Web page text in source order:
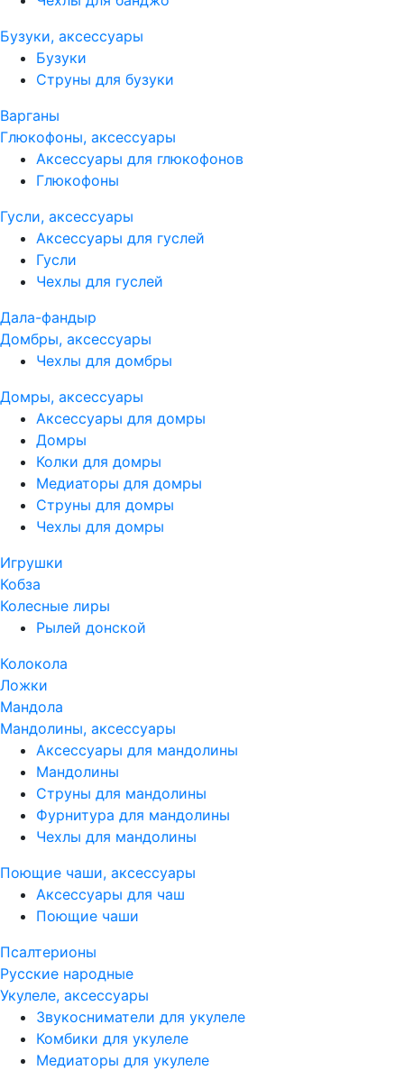
Бузуки, аксессуары
Бузуки
Струны для бузуки
Варганы
Глюкофоны, аксессуары
Аксессуары для глюкофонов
Глюкофоны
Гусли, аксессуары
Аксессуары для гуслей
Гусли
Чехлы для гуслей
Дала-фандыр
Домбры, аксессуары
Чехлы для домбры
Домры, аксессуары
Аксессуары для домры
Домры
Колки для домры
Медиаторы для домры
Струны для домры
Чехлы для домры
Игрушки
Кобза
Колесные лиры
Рылей донской
Колокола
Ложки
Мандола
Мандолины, аксессуары
Аксессуары для мандолины
Мандолины
Струны для мандолины
Фурнитура для мандолины
Чехлы для мандолины
Поющие чаши, аксессуары
Аксессуары для чаш
Поющие чаши
Псалтерионы
Русские народные
Укулеле, аксессуары
Звукосниматели для укулеле
Комбики для укулеле
Медиаторы для укулеле